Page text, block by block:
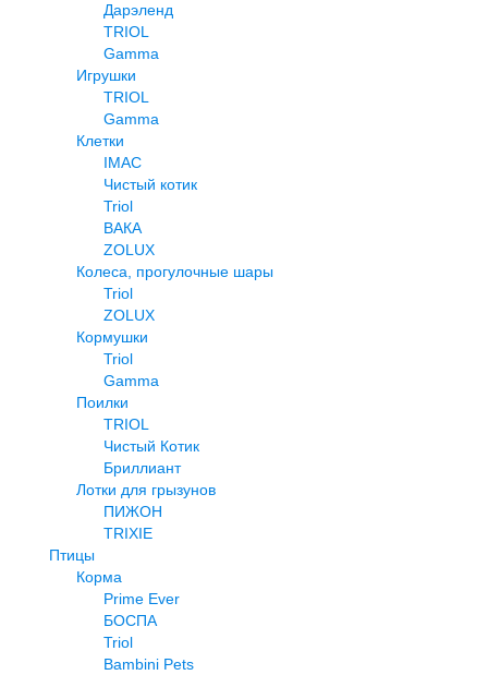
Дарэленд
TRIOL
Gamma
Игрушки
TRIOL
Gamma
Клетки
IMAC
Чистый котик
Triol
ВАКА
ZOLUX
Колеса, прогулочные шары
Triol
ZOLUX
Кормушки
Triol
Gamma
Поилки
TRIOL
Чистый Котик
Бриллиант
Лотки для грызунов
ПИЖОН
TRIXIE
Птицы
Корма
Prime Ever
БОСПА
Triol
Bambini Pets